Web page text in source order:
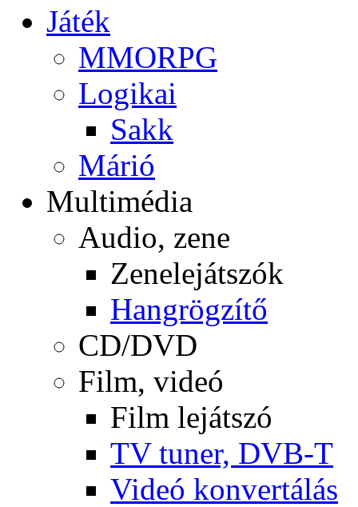
Játék
MMORPG
Logikai
Sakk
Márió
Multimédia
Audio, zene
Zenelejátszók
Hangrögzítő
CD/DVD
Film, videó
Film lejátszó
TV tuner, DVB-T
Videó konvertálás